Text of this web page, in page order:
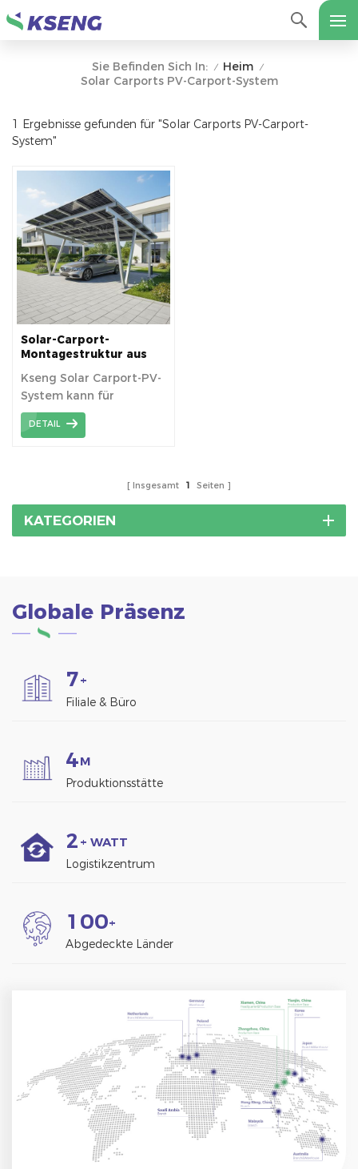
Sie Befinden Sich In: / Heim /
Solar Carports PV-Carport-System
1 Ergebnisse gefunden für "Solar Carports PV-Carport-
System"
Solar-Carport-
Montagestruktur aus
Kseng Solar Carport-PV-
System kann für
gewerbliche oder
private Installationen
DETAIL
Insgesamt 1 Seiten
KATEGORIEN
Globale Präsenz
7+
Filiale & Büro
4M
Produktionsstätte
2 + WATT
Logistikzentrum
1 00+
Abgedeckte Länder